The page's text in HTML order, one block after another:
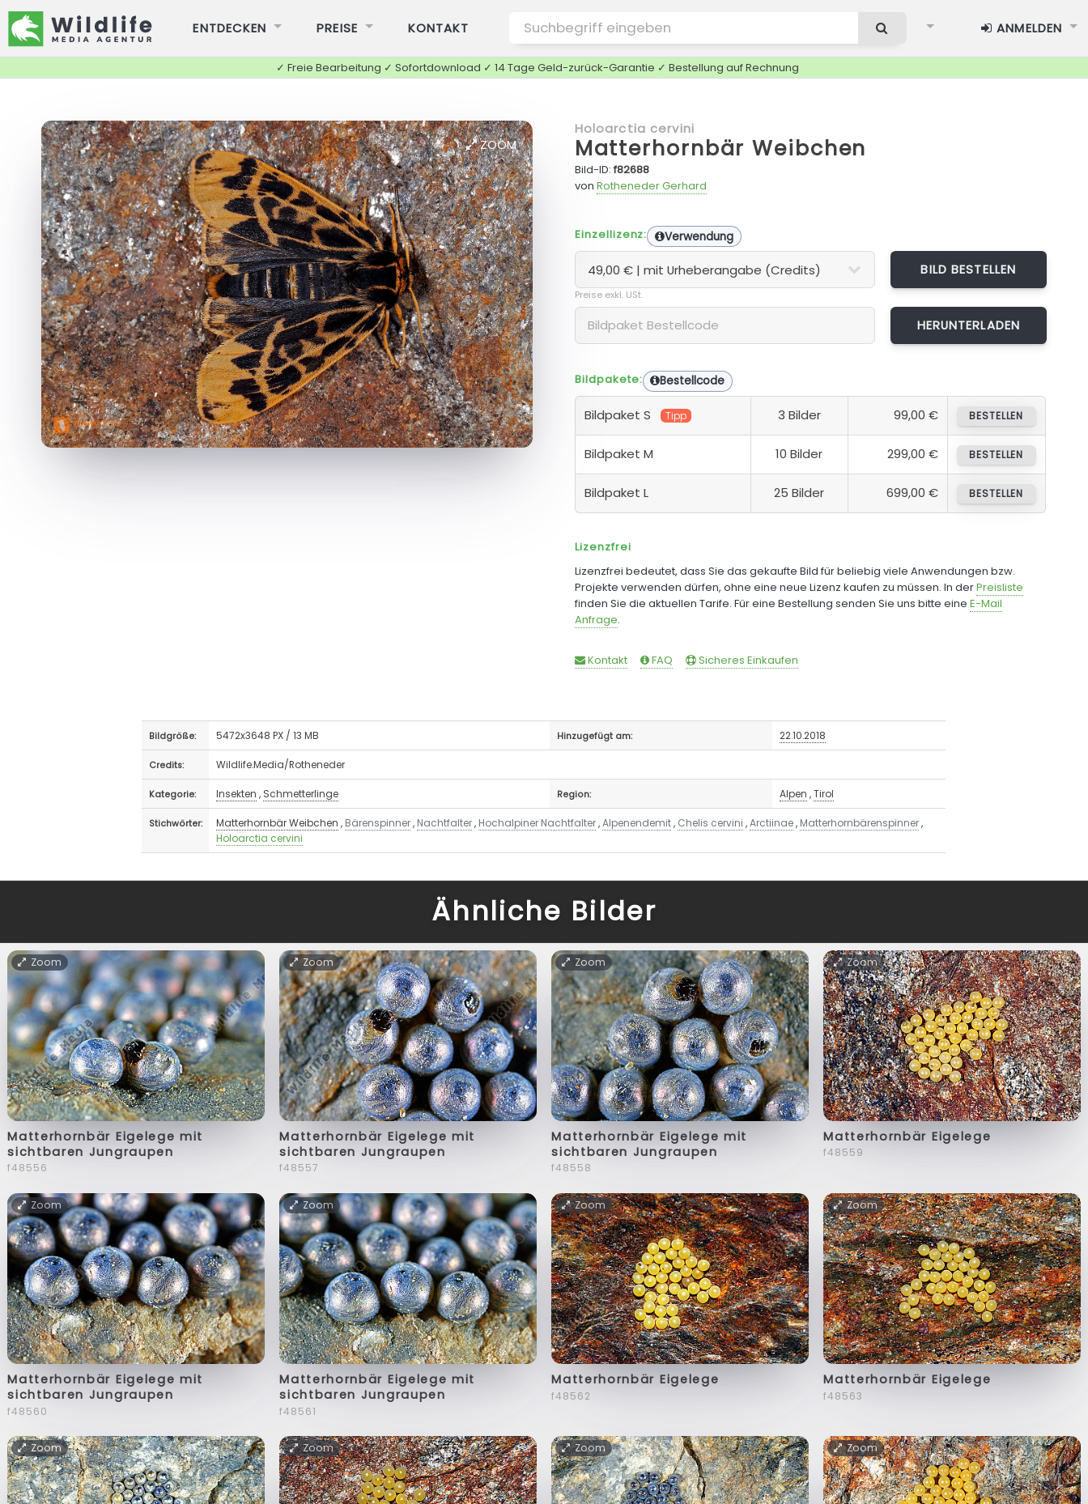
ENTDECKEN PREISE KONTAKT ANMELDEN
✓ Freie Bearbeitung ✓ Sofortdownload ✓ 14 Tage Geld-zurück-Garantie ✓ Bestellung auf Rechnung
ZOOM
Holoarctia cervini
Matterhornbär Weibchen
Bild-ID:f82688
von Rotheneder Gerhard
Einzellizenz: Verwendung
BILD BESTELLEN
Preise exkl. USt.
Bildpakete: Bestellcode
Bildpaket S Tipp 3 Bilder 99,00 € BESTELLEN
Bildpaket M 10 Bilder 299,00 € BESTELLEN
Bildpaket L 25 Bilder 699,00 € BESTELLEN
Lizenzfrei
Lizenzfrei bedeutet, dass Sie das gekaufte Bild für beliebig viele Anwendungen bzw.
Projekte verwenden dürfen, ohne eine neue Lizenz kaufen zu müssen. In derPreisliste
finden Sie die aktuellen Tarife. Für eine Bestellung senden Sie uns bitte eine E-Mail
Anfrage.
Kontakt FAQ Sicheres Einkaufen
Bildgröße: 5472x3648 PX / 13 MB Hinzugefügt am: 22.10.2018
Credits: Wildlife.Media/Rotheneder
Kategorie: Insekten , Schmetterlinge Region: Alpen ,Tirol
Stichwörter: Matterhornbär Weibchen , Bärenspinner, Nachtfalter, Hochalpiner Nachtfalter,Alpenendemit, Chelis cervini ,Arctiinae, Matterhornbärenspinner,
Holoarctia cervini
Ähnliche Bilder
Zoom
Matterhornbär Eigelege mit
sichtbaren Jungraupen
f48556
Zoom
Matterhornbär Eigelege mit
sichtbaren Jungraupen
f48557
Zoom
Matterhornbär Eigelege mit
sichtbaren Jungraupen
f48558
Zoom
Matterhornbär Eigelege
f48559
Zoom
Matterhornbär Eigelege mit
sichtbaren Jungraupen
f48560
Zoom
Matterhornbär Eigelege mit
sichtbaren Jungraupen
f48561
Zoom
Matterhornbär Eigelege
f48562
Zoom
Matterhornbär Eigelege
f48563
Zoom Zoom Zoom Zoom